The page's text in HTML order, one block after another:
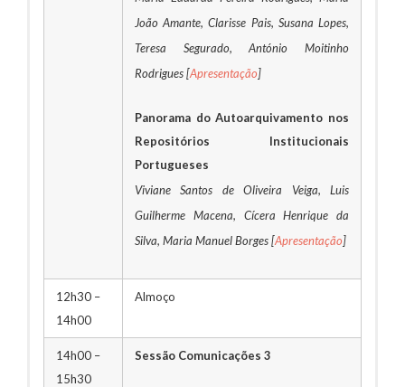
João Amante, Clarisse Pais, Susana Lopes,
Teresa Segurado, António Moitinho
Rodrigues [Apresentação]
Panorama do Autoarquivamento nos
Repositórios Institucionais
Portugueses
Viviane Santos de Oliveira Veiga, Luis
Guilherme Macena, Cícera Henrique da
Silva, Maria Manuel Borges [Apresentação]
12h30 –
14h00
Almoço
14h00 –
15h30
Sessão Comunicações 3